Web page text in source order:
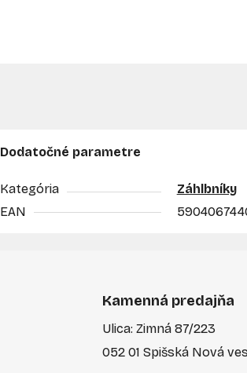
Dodatočné parametre
Kategória
Záhlbníky
EAN
Kamenná predajňa
Ulica: Zimná 87/223
052 01 Spišská Nová ves